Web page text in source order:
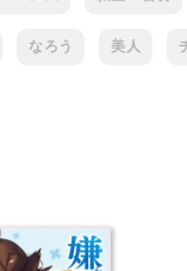
なろう 美人